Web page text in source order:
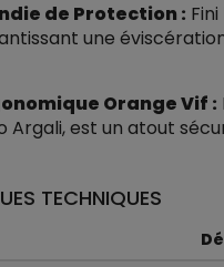
de Protection :
une
Orange Vif :
Argali, est un atout
TECHNIQUES